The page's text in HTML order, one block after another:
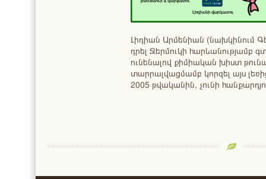
Լիդիան Արմենիան (նախկինում
դրել Ջերմուկի հարևանությամբ
ունենալով քիմիական խիստ
տարրալվացմամբ կորզել այս
2005 թվականին, չունի